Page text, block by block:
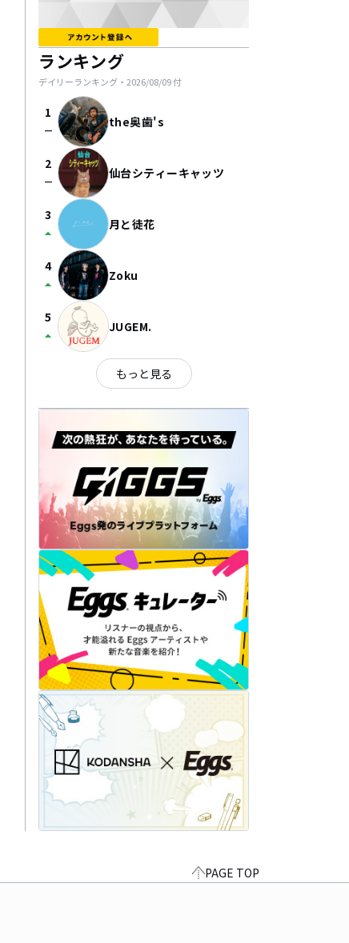
ランキング
デイリーランキング・ 2026/08/09付
1
check_indeterminate_small the奥歯's
2
check_indeterminate_small 仙台シティーキャッツ
3
arrow_drop_up 月と徒花
4
arrow_drop_up Zoku
5
arrow_drop_up JUGEM.
もっと見る
PAGE TOP